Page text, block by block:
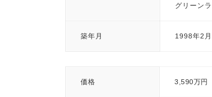
グリーン
築年月 1998年2月
価格 3,590万円